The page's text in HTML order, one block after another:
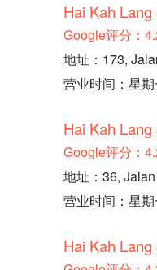
Hai Kah
Google评分：
地址：173,
营业时间：星
Hai Kah
Google评分：
地址：36,
营业时间：星
Hai Kah